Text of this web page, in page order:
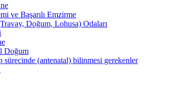
ve Başarılı Emzirme
Doğum, Lohusa) Odaları
Doğum
sürecinde (antenatal) bilinmesi gerekenler